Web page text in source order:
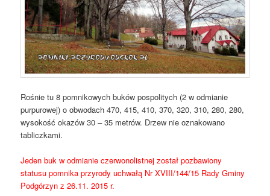
Rośnie tu 8 pomnikowych buków pospolitych (2 w odmianie
purpurowej) o obwodach 470, 415, 410, 370, 320, 310, 280, 280,
wysokość okazów 30 – 35 metrów. Drzew nie oznakowano
tabliczkami.
Jeden buk w odmianie czerwonolistnej został pozbawiony
statusu pomnika przyrody uchwałą Nr XVIII/144/15 Rady Gminy
Podgórzyn z 26.11. 2015 r.